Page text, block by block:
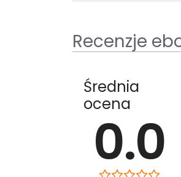
Recenzje
Średnia
ocena
0.0